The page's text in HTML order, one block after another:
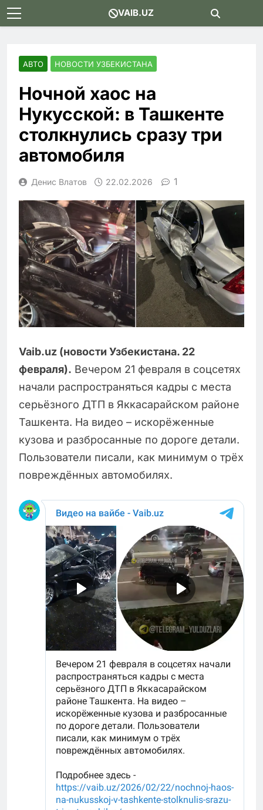
Skip
to
VAIB.UZ
АВТО НОВОСТИ УЗБЕКИСТАНА
Ночной хаос на
Нукусской: в Ташкенте
столкнулись сразу три
автомобиля
Денис Влатов 22.02.2026 1
Vaib.uz (новости Узбекистана. 22
февраля). Вечером 21 февраля в соцсетях
начали распространяться кадры с места
серьёзного ДТП в Яккасарайском районе
Ташкента. На видео – искорёженные
кузова и разбросанные по дороге детали.
Пользователи писали, как минимум о трёх
повреждённых автомобилях.